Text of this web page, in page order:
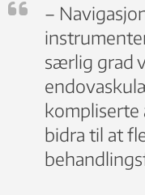
–
særlig grad
kompliserte
bidra til at